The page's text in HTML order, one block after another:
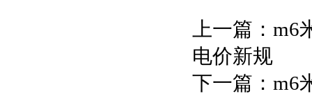
上一篇： m6
电价新规
下一篇： m6